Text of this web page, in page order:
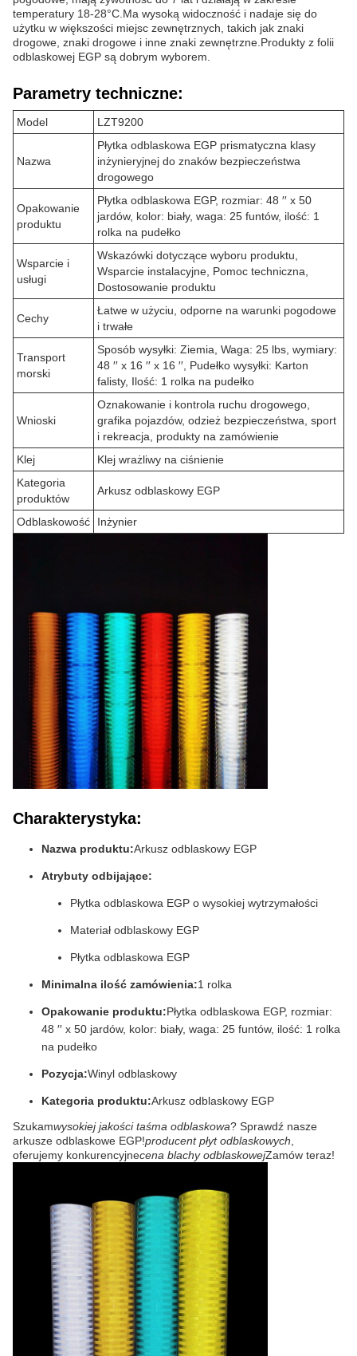
temperatury 18-28°C.Ma wysoką widoczność i nadaje się do
użytku w większości miejsc zewnętrznych, takich jak znaki
drogowe, znaki drogowe i inne znaki zewnętrzne.Produkty z folii
odblaskowej EGP są dobrym wyborem.
Parametry techniczne:
Model LZT9200
Nazwa
Płytka odblaskowa EGP prismatyczna klasy
inżynieryjnej do znaków bezpieczeństwa
drogowego
Opakowanie
produktu
Płytka odblaskowa EGP, rozmiar: 48 ′′ x 50
jardów, kolor: biały, waga: 25 funtów, ilość: 1
rolka na pudełko
Wsparcie i
usługi
Wskazówki dotyczące wyboru produktu,
Wsparcie instalacyjne, Pomoc techniczna,
Dostosowanie produktu
Cechy
Łatwe w użyciu, odporne na warunki pogodowe
i trwałe
Transport
morski
Sposób wysyłki: Ziemia, Waga: 25 lbs, wymiary:
48 ′′ x 16 ′′ x 16 ′′, Pudełko wysyłki: Karton
falisty, Ilość: 1 rolka na pudełko
Wnioski
Oznakowanie i kontrola ruchu drogowego,
grafika pojazdów, odzież bezpieczeństwa, sport
i rekreacja, produkty na zamówienie
Klej
Klej wrażliwy na ciśnienie
Kategoria
produktów
Arkusz odblaskowy EGP
Odblaskowość Inżynier
Charakterystyka:
Nazwa produktu:Arkusz odblaskowy EGP
Atrybuty odbijające:
Płytka odblaskowa EGP o wysokiej wytrzymałości
Materiał odblaskowy EGP
Płytka odblaskowa EGP
Minimalna ilość zamówienia:1 rolka
Opakowanie produktu:Płytka odblaskowa EGP, rozmiar:
48 ′′ x 50 jardów, kolor: biały, waga: 25 funtów, ilość: 1 rolka
na pudełko
Pozycja:Winyl odblaskowy
Kategoria produktu:Arkusz odblaskowy EGP
Szukamwysokiej jakości taśma odblaskowa? Sprawdź nasze
arkusze odblaskowe EGP!producent płyt odblaskowych
oferujemy konkurencyjnecena blachy odblaskowejZamów teraz!